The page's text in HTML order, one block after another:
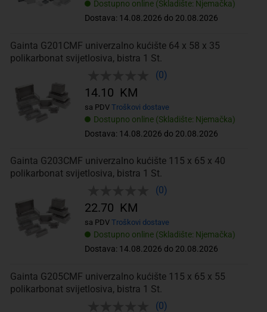
Dostupno online (Skladište: Njemačka)
Dostava: 14.08.2026 do 20.08.2026
Gainta G201CMF univerzalno kućište 64 x 58 x 35
polikarbonat svijetlosiva, bistra 1 St.
(0)
Dostupno online (Skladište: Njemačka)
Dostava: 14.08.2026 do 20.08.2026
14.10 KM
sa PDV Troškovi dostave
Gainta G203CMF univerzalno kućište 115 x 65 x 40
polikarbonat svijetlosiva, bistra 1 St.
(0)
Dostupno online (Skladište: Njemačka)
Dostava: 14.08.2026 do 20.08.2026
22.70 KM
sa PDV Troškovi dostave
Gainta G205CMF univerzalno kućište 115 x 65 x 55
polikarbonat svijetlosiva, bistra 1 St.
(0)